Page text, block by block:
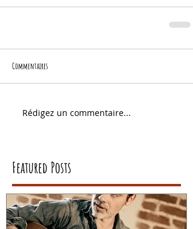
Commentaires
Rédigez un commentaire...
Featured Posts